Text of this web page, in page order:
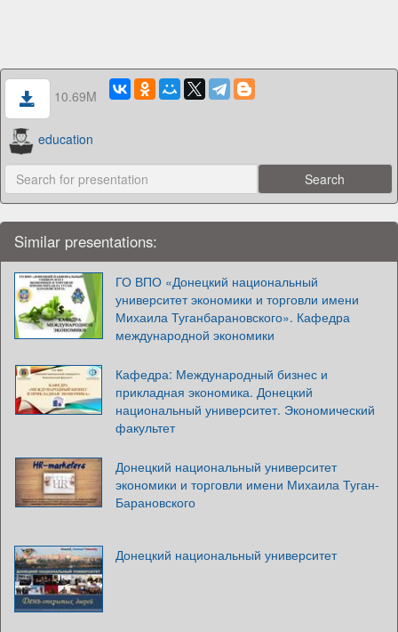
10.69M
education
Similar presentations:
ГО ВПО «Донецкий национальный
университет экономики и торговли имени
Михаила Туганбарановского». Кафедра
международной экономики
Кафедра: Международный бизнес и
прикладная экономика. Донецкий
национальный университет. Экономический
факультет
Донецкий национальный университет
экономики и торговли имени Михаила Туган-
Барановского
Донецкий национальный университет